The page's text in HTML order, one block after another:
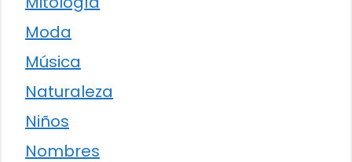
Moda
Música
Naturaleza
Niños
Nombres